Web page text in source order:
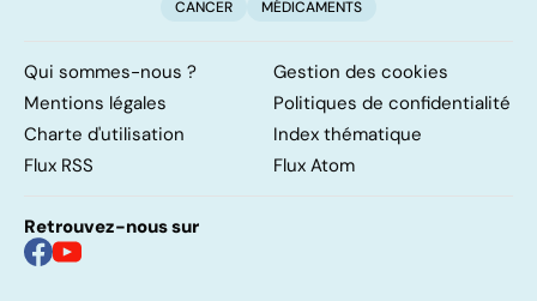
CANCER
MÉDICAMENTS
Qui sommes-nous ?
Gestion des cookies
Mentions légales
Politiques de confidentialité
Charte d'utilisation
Index thématique
Flux RSS
Flux Atom
Retrouvez-nous sur